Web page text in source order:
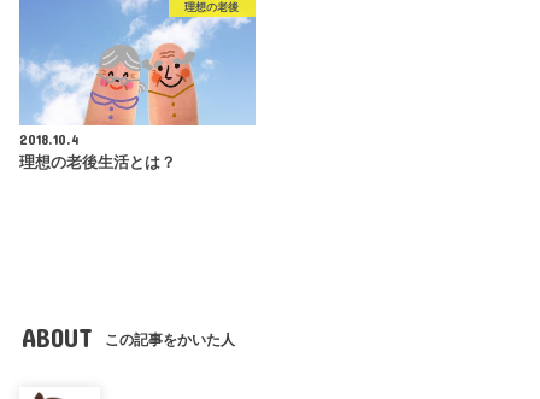
理想の老後
2018.10.4
理想の老後生活とは？
ABOUT この記事をかいた人